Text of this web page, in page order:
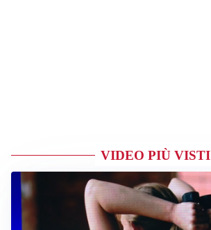
VIDEO PIÙ VISTI